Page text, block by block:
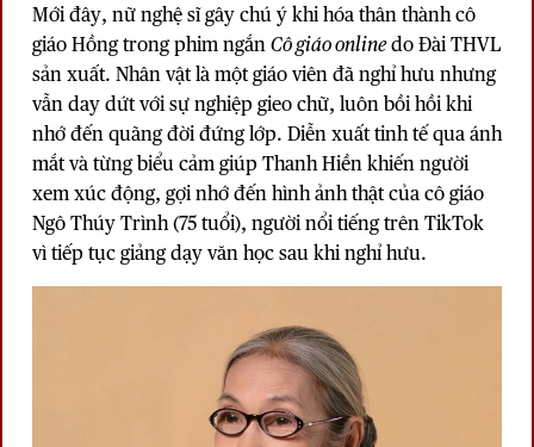
Mới đây, nữ nghệ sĩ gây chú ý khi hóa thân thành cô
giáo Hồng trong phim ngắnCô giáo onlinedo Đài THVL
sản xuất. Nhân vật là một giáo viên đã nghỉ hưu nhưng
vẫn day dứt với sự nghiệp gieo chữ, luôn bồi hồi khi
nhớ đến quãng đời đứng lớp. Diễn xuất tinh tế qua ánh
mắt và từng biểu cảm giúp Thanh Hiền khiến người
xem xúc động, gợi nhớ đến hình ảnh thật của cô giáo
Ngô Thúy Trình (75 tuổi), người nổi tiếng trên TikTok
vì tiếp tục giảng dạy văn học sau khi nghỉ hưu.